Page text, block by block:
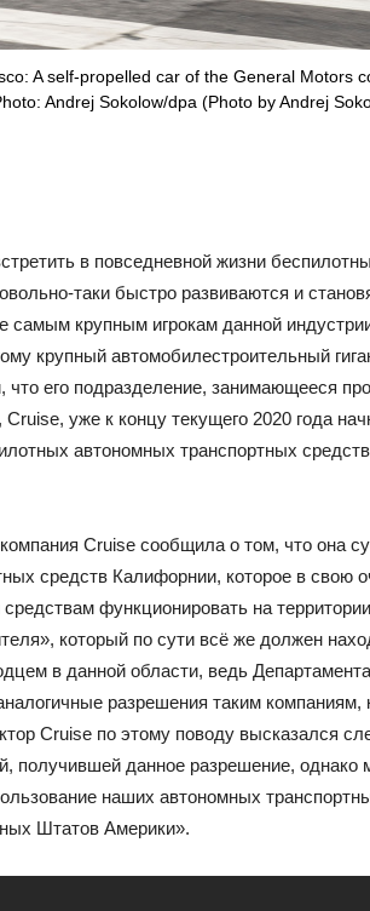
A self-propelled car of the General Motors
Andrej Sokolow/dpa (Photo by Andrej
в повседневной жизни
таки быстро развиваются и
самым крупным игрокам данной
крупный автомобилестроительный
его подразделение, занимающееся
уже к концу текущего 2020 года
автономных транспортных
Cruise сообщила о том, что она
средств Калифорнии, которое в свою
функционировать на
который по сути всё же должен
в данной области, ведь
разрешения таким компаниям,
Cruise по этому поводу высказался
получившей данное разрешение,
наших автономных
Штатов Америки».